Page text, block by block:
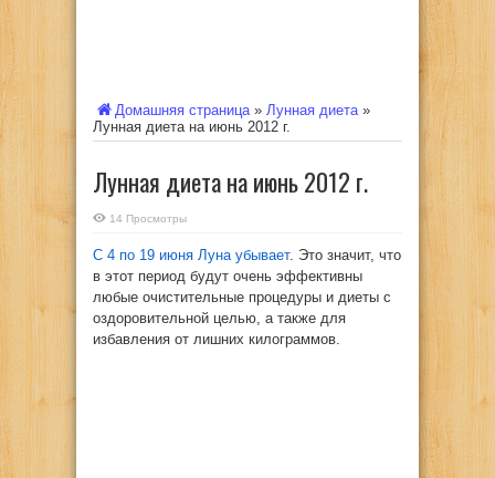
Домашняя страница» Лунная диета»
Лунная диета на июнь 2012 г.
Лунная диета на июнь 2012 г.
14 Просмотры
С 4 по 19 июня Луна убывает. Это значит, что
в этот период будут очень эффективны
любые очистительные процедуры и диеты с
оздоровительной целью, а также для
избавления от лишних килограммов.